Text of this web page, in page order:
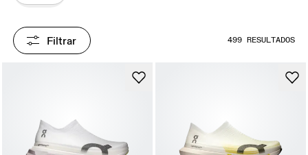
Filtrar 499 RESULTADOS